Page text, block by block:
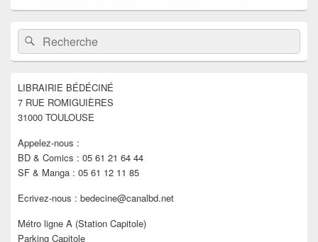
Zone
principale
de
widget
barre
latérale
Recherche :Rechercher
LIBRAIRIE BÉDÉCINÉ
7 RUE ROMIGUIÈRES
31000 TOULOUSE
Appelez-nous :
BD & Comics : 05 61 21 64 44
SF & Manga : 05 61 12 11 85
Ecrivez-nous : bedecine@canalbd.net
Métro ligne A (Station Capitole)
Parking Capitole